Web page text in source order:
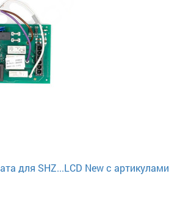
для SHZ...LCD New с артикулами